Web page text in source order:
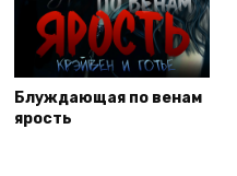
Блуждающая по венам
ярость